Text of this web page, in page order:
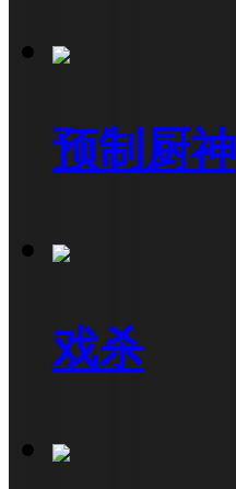
预制厨神
戏杀